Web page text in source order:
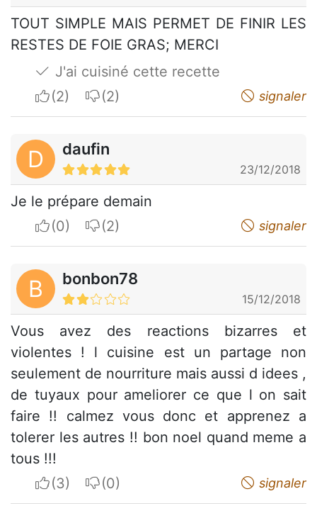
TOUT SIMPLE MAIS PERMET DE FINIR LES
RESTES DE FOIE GRAS; MERCI
J'ai cuisiné cette recette
I apreciateI do not appreciate signaler
D daufin
23/12/2018
Je le prépare demain
I apreciateI do not appreciate signaler
B bonbon78
15/12/2018
Vous avez des reactions bizarres et
violentes ! l cuisine est un partage non
seulement de nourriture mais aussi d idees ,
de tuyaux pour ameliorer ce que l on sait
faire !! calmez vous donc et apprenez a
tolerer les autres !! bon noel quand meme a
tous !!!
I apreciateI do not appreciate signaler